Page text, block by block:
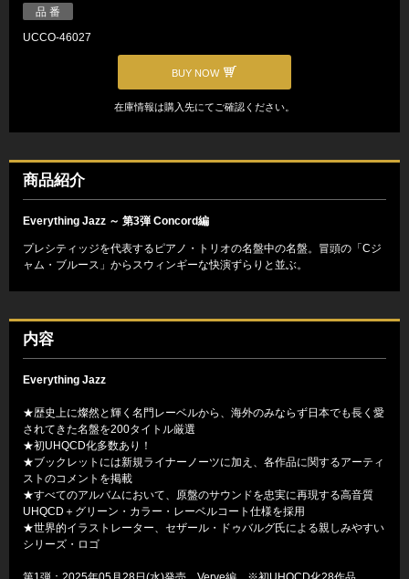
品 番
UCCO-46027
BUY NOW
在庫情報は購入先にてご確認ください。
商品紹介
Everything Jazz ～ 第3弾 Concord編
プレシティッジを代表するピアノ・トリオの名盤中の名盤。冒頭の「Cジ
ャム・ブルース」からスウィンギーな快演ずらりと並ぶ。
内容
Everything Jazz
★歴史上に燦然と輝く名門レーベルから、海外のみならず日本でも長く愛
されてきた名盤を200タイトル厳選
★初UHQCD化多数あり！
★ブックレットには新規ライナーノーツに加え、各作品に関するアーティ
ストのコメントを掲載
★すべてのアルバムにおいて、原盤のサウンドを忠実に再現する高音質
UHQCD＋グリーン・カラー・レーベルコート仕様を採用
★世界的イラストレーター、セザール・ドゥバルグ氏による親しみやすい
シリーズ・ロゴ